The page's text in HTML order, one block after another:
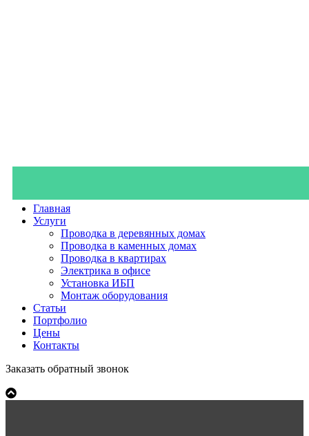
Главная
Услуги
Проводка в деревянных домах
Проводка в каменных домах
Проводка в квартирах
Электрика в офисе
Установка ИБП
Монтаж оборудования
Статьи
Портфолио
Цены
Контакты
Заказать обратный звонок